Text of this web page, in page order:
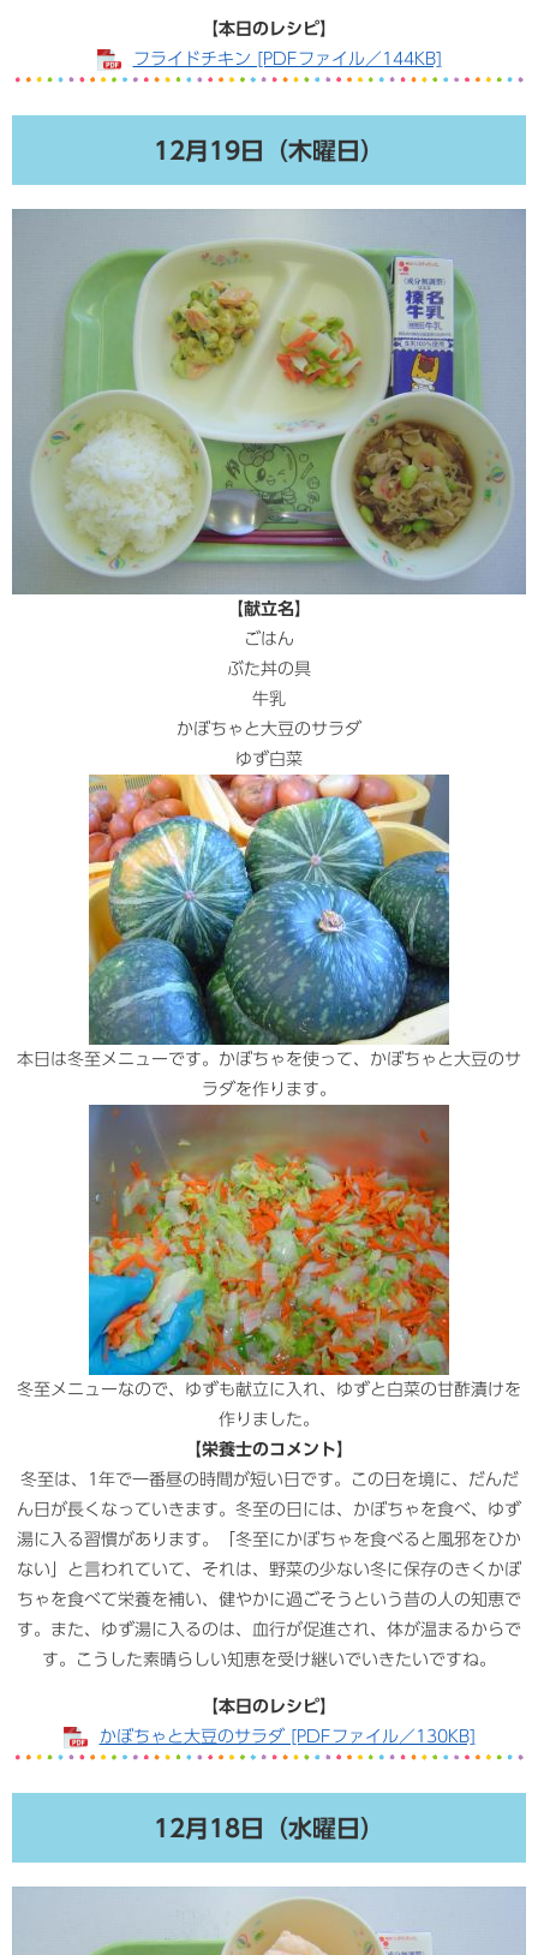
【本日のレシピ】
フライドチキン [PDFファイル／144KB]
12月19日（木曜日）
【献立名】
ごはん
ぶた丼の具
牛乳
かぼちゃと大豆のサラダ
ゆず白菜
本日は冬至メニューです。かぼちゃを使って、かぼちゃと大豆のサ
ラダを作ります。
冬至メニューなので、ゆずも献立に入れ、ゆずと白菜の甘酢漬けを
作りました。
【栄養士のコメント】
冬至は、1年で一番昼の時間が短い日です。この日を境に、だんだ
ん日が長くなっていきます。冬至の日には、かぼちゃを食べ、ゆず
湯に入る習慣があります。「冬至にかぼちゃを食べると風邪をひか
ない」と言われていて、それは、野菜の少ない冬に保存のきくかぼ
ちゃを食べて栄養を補い、健やかに過ごそうという昔の人の知恵で
す。また、ゆず湯に入るのは、血行が促進され、体が温まるからで
す。こうした素晴らしい知恵を受け継いでいきたいですね。
【本日のレシピ】
かぼちゃと大豆のサラダ [PDFファイル／130KB]
12月18日（水曜日）